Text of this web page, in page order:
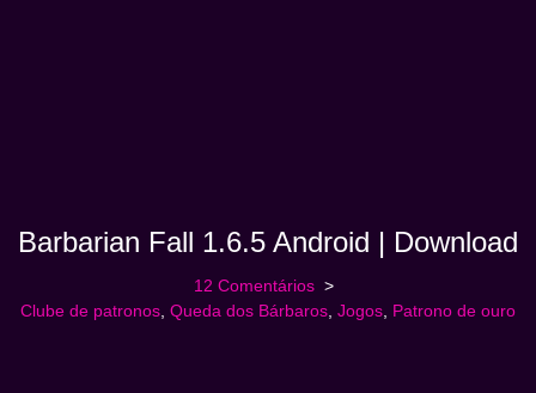
Barbarian Fall 1.6.5 Android | Download
12 Comentários
Clube de patronos Queda dos Bárbaros Jogos Patrono de ouro